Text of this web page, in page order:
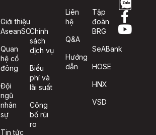
Giới thiệu
AseanSC
Quan
hệ cổ
đông
Đội
ngũ
nhân
sự
Tin tức
Chính
sách
dịch vụ
Biểu
phí và
lãi suất
Công
bố rủi
ro
Liên
hệ
Q&A
Hướng
dẫn
Tập
đoàn
BRG
SeABank
HOSE
HNX
VSD